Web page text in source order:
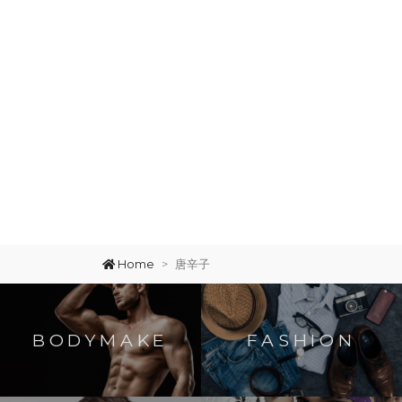
Home 唐辛子
BODYMAKE FASHION